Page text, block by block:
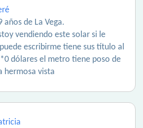
años de La Vega.
vendiendo este solar si le
escribirme tiene sus título al
dólares el metro tiene poso de
hermosa vista